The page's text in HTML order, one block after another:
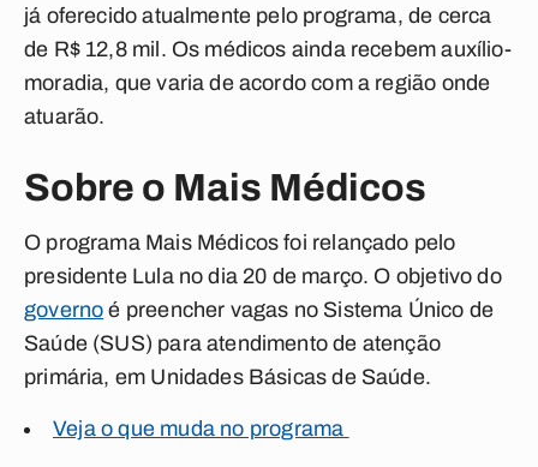
já oferecido atualmente pelo programa, de cerca
de R$ 12,8 mil. Os médicos ainda recebem auxílio-
moradia, que varia de acordo com a região onde
atuarão.
Sobre o Mais Médicos
O programa Mais Médicos foi relançado pelo
presidente Lula no dia 20 de março. O objetivo do
governo é preencher vagas no Sistema Único de
Saúde (SUS) para atendimento de atenção
primária, em Unidades Básicas de Saúde.
Veja o que muda no programa